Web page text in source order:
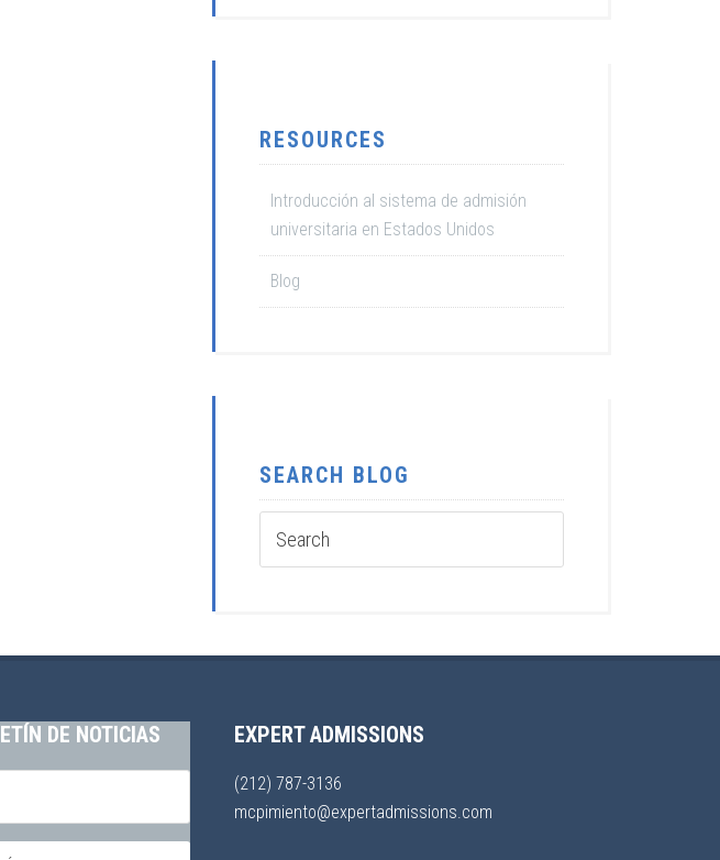
RESOURCES
Introducción al sistema de admisión
universitaria en Estados Unidos
Blog
SEARCH BLOG
DE NOTICIAS EXPERT ADMISSIONS
(212) 787-3136
mcpimiento@expertadmissions.com